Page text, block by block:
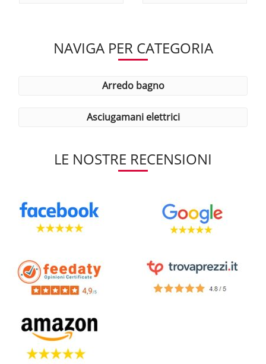
NAVIGA PER CATEGORIA
arredo bagno
asciugamani elettrici
LE NOSTRE RECENSIONI